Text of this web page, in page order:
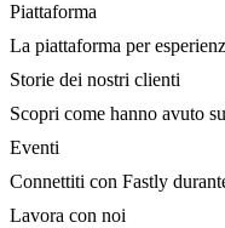
Piattaforma
La piattaforma per
Storie dei nostri clienti
Scopri come hanno avuto
Eventi
Connettiti con Fastly
Lavora con noi